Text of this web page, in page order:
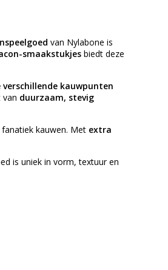
van Nylabone is
smaakstukjes biedt deze
verschillende kauwpunten
van duurzaam, stevig
fanatiek kauwen. Met extra
is uniek in vorm, textuur en